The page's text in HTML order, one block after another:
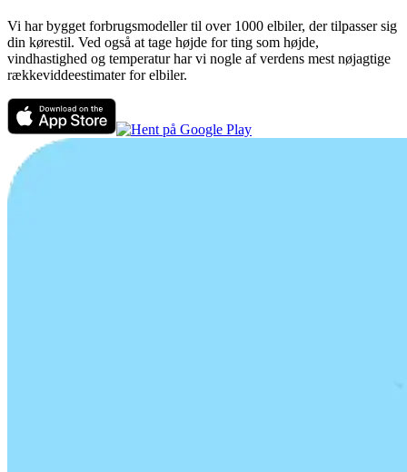
Vi har bygget forbrugsmodeller til over 1000 elbiler, der tilpasser sig
din kørestil. Ved også at tage højde for ting som højde,
vindhastighed og temperatur har vi nogle af verdens mest nøjagtige
rækkeviddeestimater for elbiler.